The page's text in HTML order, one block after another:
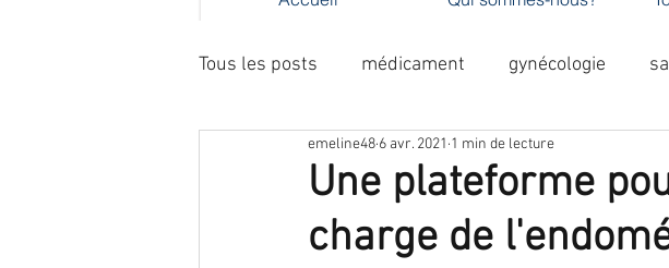
Tous les posts médicament gynécologie
Formation médicale continue activité physique
cancer du col cancer de l'ovaire
Une plateforme
charge de
emeline48 6 avr. 2021 1 min de lecture